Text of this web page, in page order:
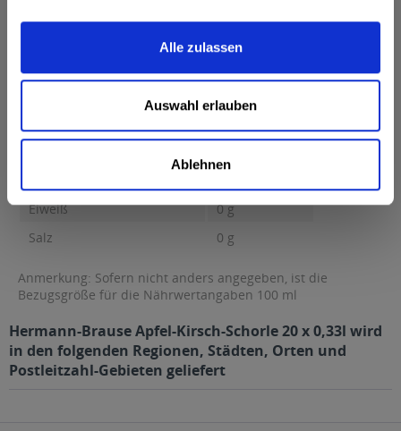
Alle zulassen
Auswahl erlauben
Ablehnen
Eiweiß
0 g
Salz
0 g
Anmerkung: Sofern nicht anders angegeben, ist die
Bezugsgröße für die Nährwertangaben 100 ml
Hermann-Brause Apfel-Kirsch-Schorle 20 x 0,33l wird
in den folgenden Regionen, Städten, Orten und
Postleitzahl-Gebieten geliefert